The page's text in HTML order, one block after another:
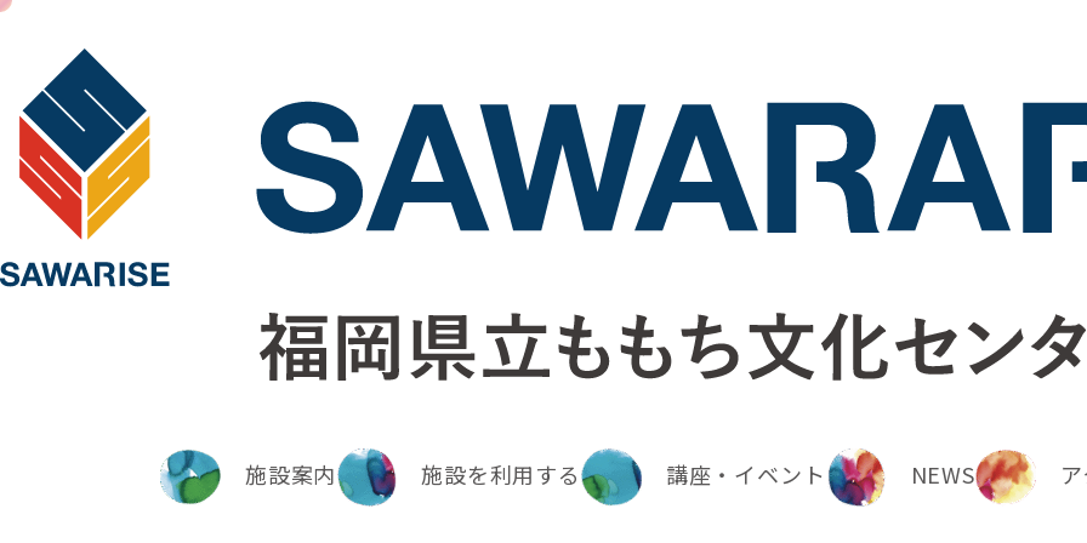
施設案内 施設を利用する 講座・イベント NEWS